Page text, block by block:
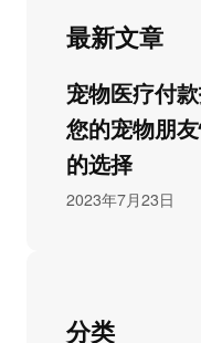
最新文章
宠物医疗付
您的宠物朋
的选择
2023年7月23日
分类